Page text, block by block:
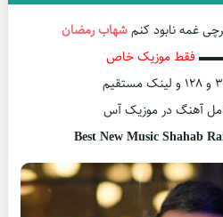
غمه نابود کنمشهاب رمضان
فقط موزیک خاص
آهنگ در موزیک آس
Best New Music Shahab